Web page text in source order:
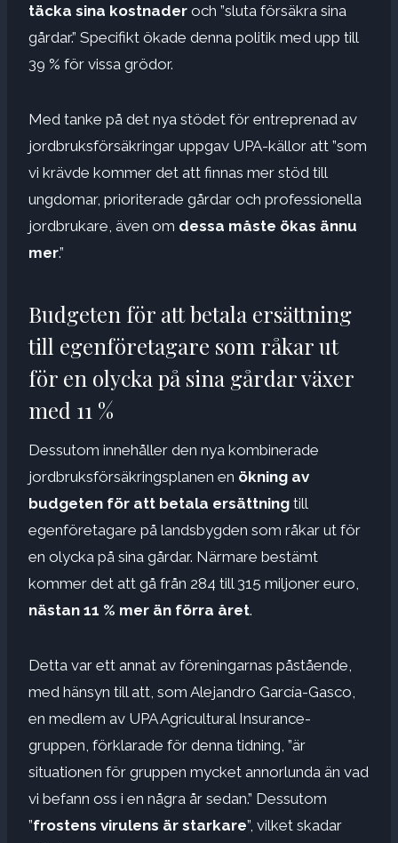
täcka sina kostnader och ”sluta försäkra sina
gårdar.” Specifikt ökade denna politik med upp till
39 % för vissa grödor.
Med tanke på det nya stödet för entreprenad av
jordbruksförsäkringar uppgav UPA-källor att ”som
vi krävde kommer det att finnas mer stöd till
ungdomar, prioriterade gårdar och professionella
jordbrukare, även om dessa måste ökas ännu
mer.”
Budgeten för att betala ersättning
till egenföretagare som råkar ut
för en olycka på sina gårdar växer
med 11 %
Dessutom innehåller den nya kombinerade
jordbruksförsäkringsplanen en ökning av
budgeten för att betala ersättning till
egenföretagare på landsbygden som råkar ut för
en olycka på sina gårdar. Närmare bestämt
kommer det att gå från 284 till 315 miljoner euro,
nästan 11 % mer än förra året.
Detta var ett annat av föreningarnas påstående,
med hänsyn till att, som Alejandro García-Gasco,
en medlem av UPA Agricultural Insurance-
gruppen, förklarade för denna tidning, ”är
situationen för gruppen mycket annorlunda än vad
vi befann oss i en några år sedan.” Dessutom
”frostens virulens är starkare”, vilket skadar